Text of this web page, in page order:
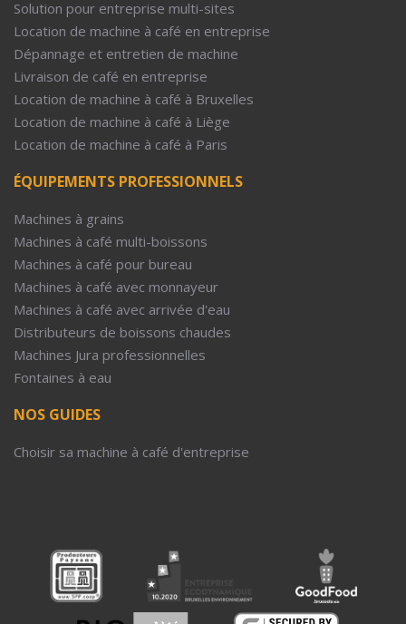
Solution pour entreprise multi-sites
Location de machine à café en entreprise
Dépannage et entretien de machine
Livraison de café en entreprise
Location de machine à café à Bruxelles
Location de machine à café à Liège
Location de machine à café à Paris
ÉQUIPEMENTS PROFESSIONNELS
Machines à grains
Machines à café multi-boissons
Machines à café pour bureau
Machines à café avec monnayeur
Machines à café avec arrivée d'eau
Distributeurs de boissons chaudes
Machines Jura professionnelles
Fontaines à eau
NOS GUIDES
Choisir sa machine à café d'entreprise